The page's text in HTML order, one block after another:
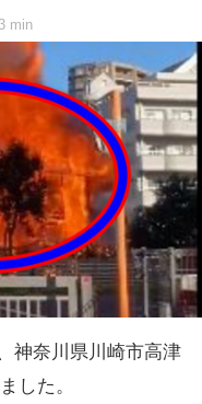
min
神奈川県川崎市高津
した。